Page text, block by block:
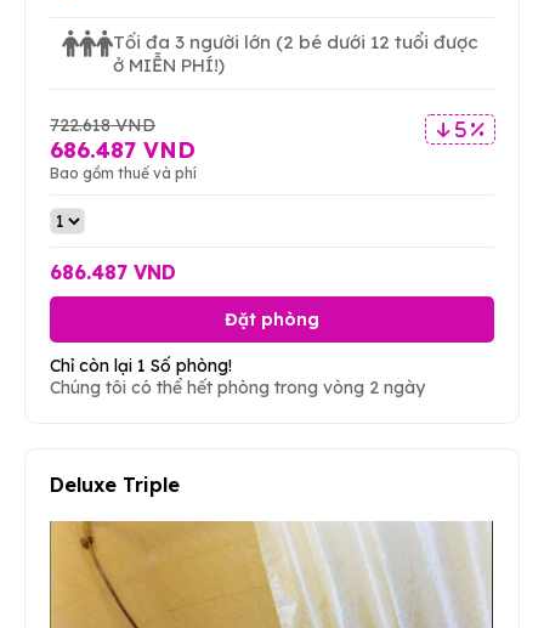
Tối đa 3 người lớn (2 bé dưới 12 tuổi được
ở MIỄN PHÍ!)
5 %
722.618 VND
686.487 VND
Bao gồm thuế và phí
686.487 VND
Đặt phòng
Chỉ còn lại 1 Số phòng!
Chúng tôi có thể hết phòng trong vòng 2 ngày
Deluxe Triple